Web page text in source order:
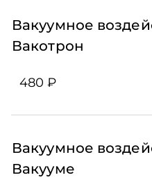
Вакуумное
Вакотрон
480 ₽
Вакуумное
Вакууме